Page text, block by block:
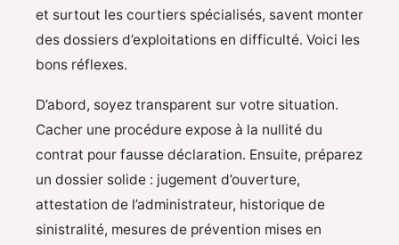
et surtout les courtiers spécialisés, savent monter
des dossiers d’exploitations en difficulté. Voici les
bons réflexes.
D’abord, soyez transparent sur votre situation.
Cacher une procédure expose à la nullité du
contrat pour fausse déclaration. Ensuite, préparez
un dossier solide : jugement d’ouverture,
attestation de l’administrateur, historique de
sinistralité, mesures de prévention mises en